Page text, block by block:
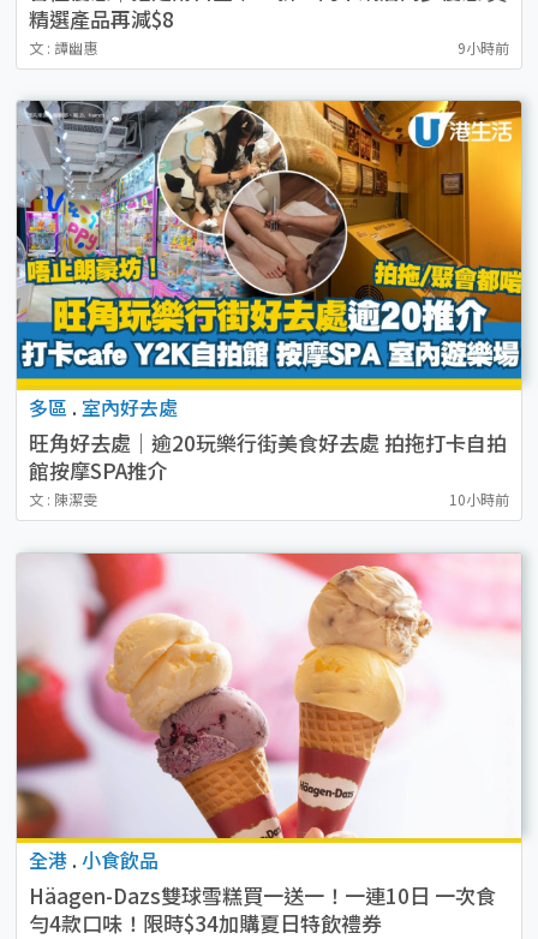
精選產品再減$8
文 : 譚幽惠 9小時前
多區 . 室內好去處
旺角好去處｜逾20玩樂行街美食好去處 拍拖打卡自拍
館按摩SPA推介
文 : 陳潔雯 10小時前
全港 . 小食飲品
Häagen-Dazs雙球雪糕買一送一！一連10日 一次食
勻4款口味！限時$34加購夏日特飲禮券